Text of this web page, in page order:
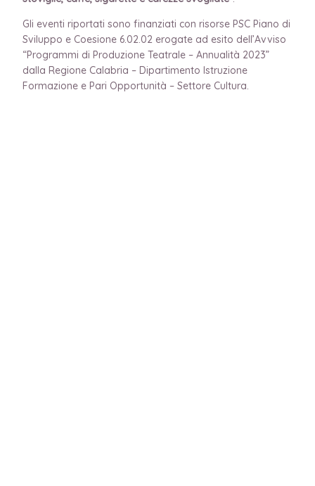
Gli eventi riportati sono finanziati con risorse PSC Piano di
Sviluppo e Coesione 6.02.02 erogate ad esito dell’Avviso
“Programmi di Produzione Teatrale – Annualità 2023”
dalla Regione Calabria – Dipartimento Istruzione
Formazione e Pari Opportunità – Settore Cultura.